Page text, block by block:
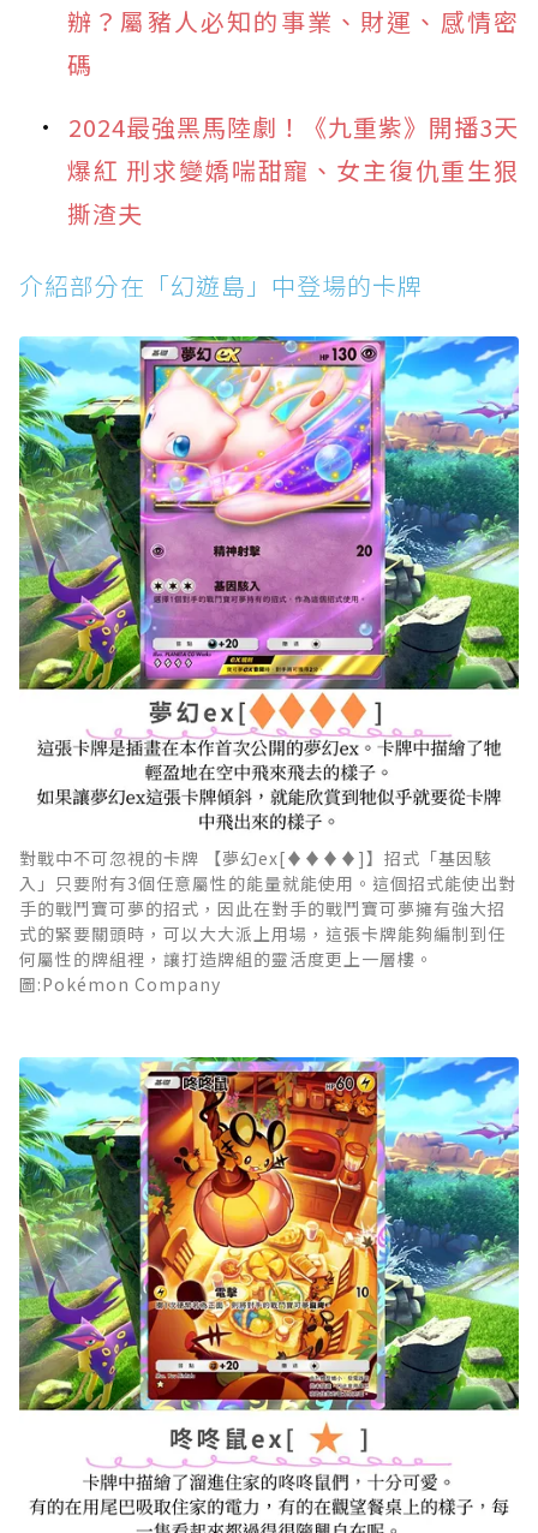
辦？屬豬人必知的事業、財運、感情密
碼
2024最強黑馬陸劇！《九重紫》開播3天
爆紅 刑求變嬌喘甜寵、女主復仇重生狠
撕渣夫
介紹部分在「幻遊島」中登場的卡牌
對戰中不可忽視的卡牌 【夢幻ex[♦♦♦♦]】招式「基因駭
入」只要附有3個任意屬性的能量就能使用。這個招式能使出對
手的戰鬥寶可夢的招式，因此在對手的戰鬥寶可夢擁有強大招
式的緊要關頭時，可以大大派上用場，這張卡牌能夠編制到任
何屬性的牌組裡，讓打造牌組的靈活度更上一層樓。
圖:Pokémon Company